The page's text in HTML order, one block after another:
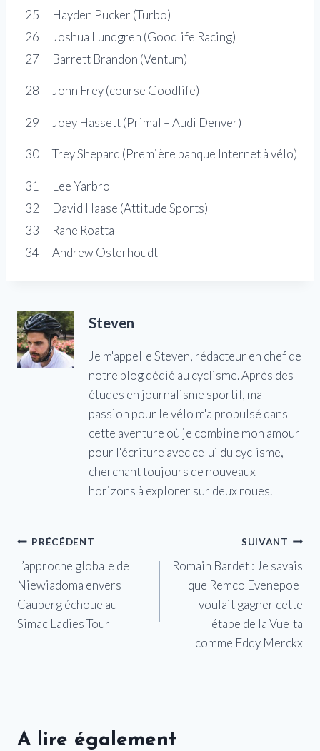
25
Hayden Pucker (Turbo)
26
Joshua Lundgren (Goodlife Racing)
27
Barrett Brandon (Ventum)
28 John Frey (course Goodlife)
29 Joey Hassett (Primal – Audi Denver)
30 Trey Shepard (Première banque Internet à vélo)
31
Lee Yarbro
32
David Haase (Attitude Sports)
33
Rane Roatta
34
Andrew Osterhoudt
Steven
Je m'appelle Steven, rédacteur en chef de
notre blog dédié au cyclisme. Après des
études en journalisme sportif, ma
passion pour le vélo m'a propulsé dans
cette aventure où je combine mon amour
pour l'écriture avec celui du cyclisme,
cherchant toujours de nouveaux
horizons à explorer sur deux roues.
Navigation
de
l’article
PRÉCÉDENT
L’approche globale de
Niewiadoma envers
Cauberg échoue au
Simac Ladies Tour
SUIVANT
Romain Bardet : Je savais
que Remco Evenepoel
voulait gagner cette
étape de la Vuelta
comme Eddy Merckx
A lire également